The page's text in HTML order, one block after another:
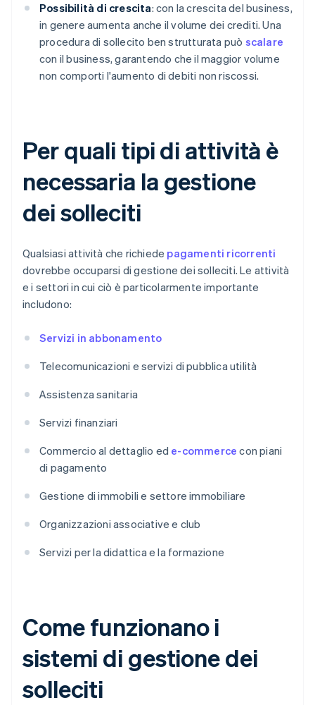
Possibilità di crescita: con la crescita del business,
in genere aumenta anche il volume dei crediti. Una
procedura di sollecito ben strutturata può scalare
con il business, garantendo che il maggior volume
non comporti l'aumento di debiti non riscossi.
Per quali tipi di attività è
necessaria la gestione
dei solleciti
Qualsiasi attività che richiede pagamenti ricorrenti
dovrebbe occuparsi di gestione dei solleciti. Le attività
e i settori in cui ciò è particolarmente importante
includono:
Servizi in abbonamento
Telecomunicazioni e servizi di pubblica utilità
Assistenza sanitaria
Servizi finanziari
Commercio al dettaglio ed e-commerce con piani
di pagamento
Gestione di immobili e settore immobiliare
Organizzazioni associative e club
Servizi per la didattica e la formazione
Come funzionano i
sistemi di gestione dei
solleciti